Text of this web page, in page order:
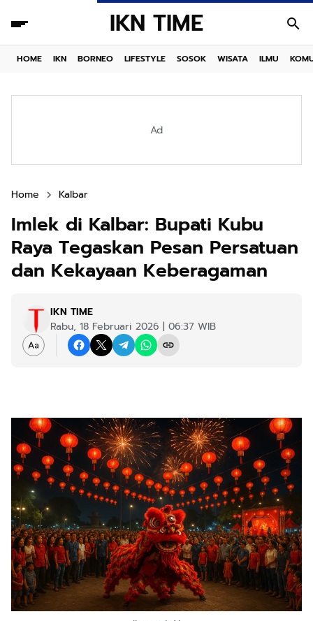
IKN TIME
HOME IKN BORNEO LIFESTYLE SOSOK WISATA ILMU
Ad
Home Kalbar
Imlek di Kalbar: Bupati Kubu
Raya Tegaskan Pesan Persatuan
dan Kekayaan Keberagaman
IKN TIME
Rabu, 18 Februari 2026 | 06:37 WIB